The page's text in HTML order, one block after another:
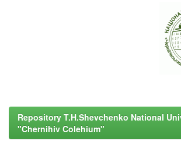
Repository T.H.Shevchenko National
"Chernihiv Colehium"